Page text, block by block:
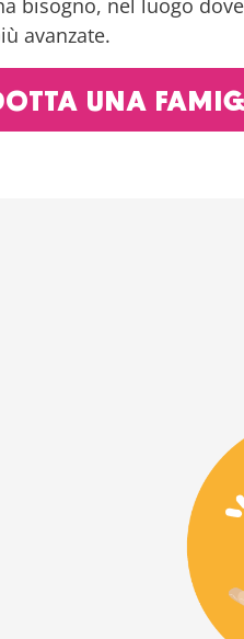
bisogno, nel luogo
avanzate.
UNA